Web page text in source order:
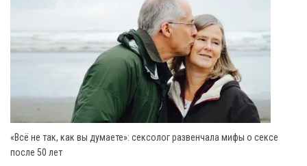
«Всё не так, как вы думаете»: сексолог развенчала мифы о сексе
после 50 лет